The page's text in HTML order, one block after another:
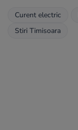
Curent electric
Stiri Timisoara